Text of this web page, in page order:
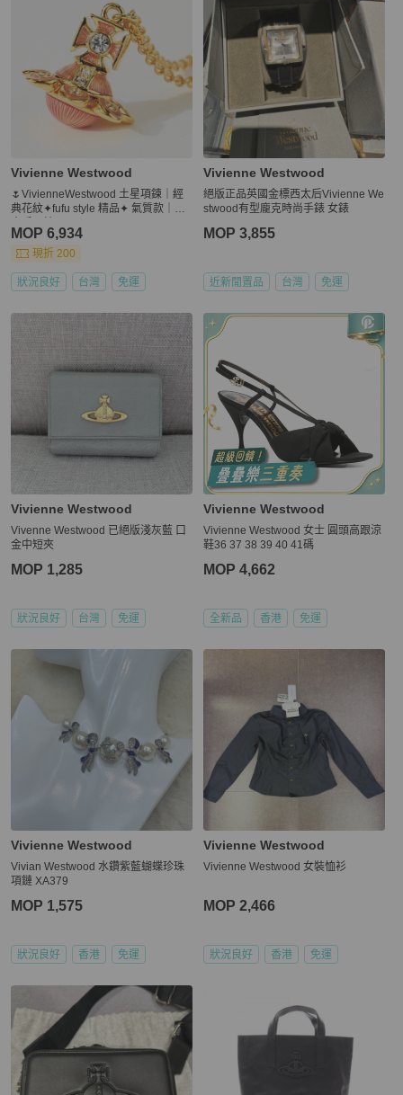
Vivienne Westwood
🌷VivienneWestwood 土星項鍊｜經
典花紋✦fufu style 精品✦ 氣質款｜西
MOP 6,934
現折 200
狀況良好 台灣 免運
Vivienne Westwood
絕版正品英國金標西太后Vivienne We
stwood有型龐克時尚手錶 女錶
MOP 3,855
近新閒置品 台灣 免運
Vivienne Westwood
Vivenne Westwood 已絕版淺灰藍 口
金中短夾
MOP 1,285
狀況良好 台灣 免運
Vivienne Westwood
Vivienne Westwood 女士 圓頭高跟涼
鞋36 37 38 39 40 41碼
MOP 4,662
全新品 香港 免運
Vivienne Westwood
Vivian Westwood 水鑽紫藍蝴蝶珍珠
項鏈 XA379
MOP 1,575
狀況良好 香港 免運
Vivienne Westwood
Vivienne Westwood 女裝恤衫
MOP 2,466
狀況良好 香港 免運